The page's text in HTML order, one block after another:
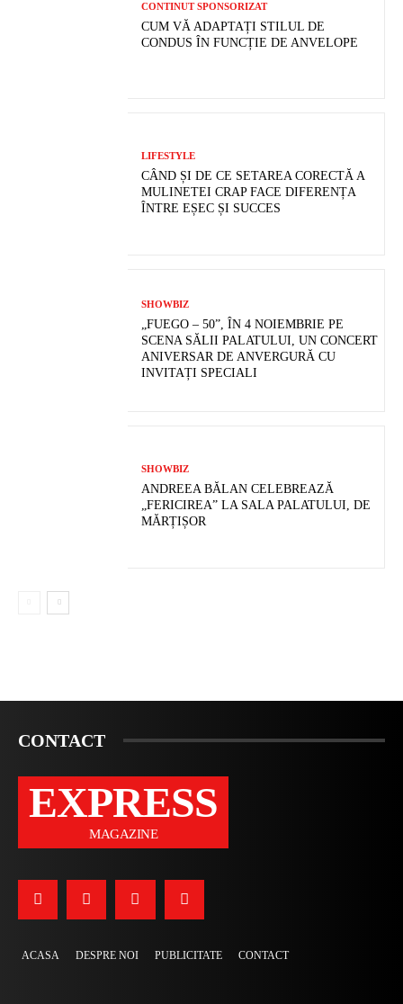
CONTINUT SPONSORIZAT
CUM VĂ ADAPTAȚI STILUL DE
CONDUS ÎN FUNCȚIE DE ANVELOPE
LIFESTYLE
CÂND ȘI DE CE SETAREA CORECTĂ A
MULINETEI CRAP FACE DIFERENȚA
ÎNTRE EȘEC ȘI SUCCES
SHOWBIZ
„FUEGO – 50”, ÎN 4 NOIEMBRIE PE
SCENA SĂLII PALATULUI, UN CONCERT
ANIVERSAR DE ANVERGURĂ CU
INVITAȚI SPECIALI
SHOWBIZ
ANDREEA BĂLAN CELEBREAZĂ
„FERICIREA” LA SALA PALATULUI, DE
MĂRȚIȘOR
CONTACT
EXPRESS
MAGAZINE
ACASA DESPRE NOI PUBLICITATE CONTACT